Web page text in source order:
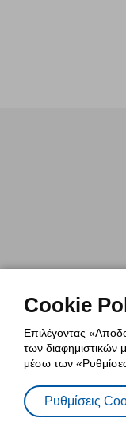
Cookie
Επιλέγοντας
των διαφημιστικών
μέσω των
Ρυθμίσεις